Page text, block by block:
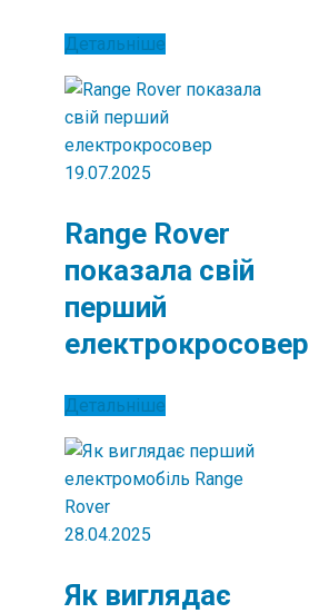
Детальніше
19.07.2025
Range Rover
показала свій
перший
електрокросовер
Детальніше
28.04.2025
Як виглядає